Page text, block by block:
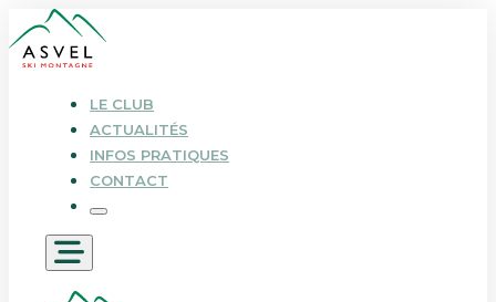
LE CLUB
ACTUALITÉS
INFOS PRATIQUES
CONTACT